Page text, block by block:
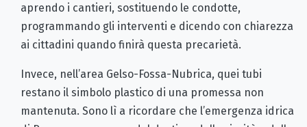
aprendo i cantieri, sostituendo le condotte,
programmando gli interventi e dicendo con chiarezza
ai cittadini quando finirà questa precarietà.
Invece, nell’area Gelso-Fossa-Nubrica, quei tubi
restano il simbolo plastico di una promessa non
mantenuta. Sono lì a ricordare che l’emergenza idrica